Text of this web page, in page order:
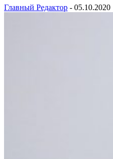
Главный Редактор - 05.10.2020